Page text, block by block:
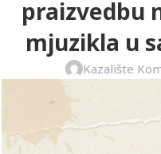
praizvedbu
mjuzikla u
Kazalište